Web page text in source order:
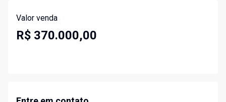
Valor venda
R$ 370.000,00